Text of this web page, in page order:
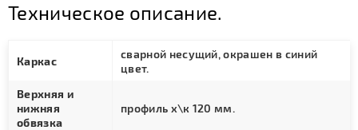
Техническое описание.
Каркас
сварной несущий, окрашен в синий
цвет.
Верхняя и
нижняя
обвязка
профиль х\к 120 мм.